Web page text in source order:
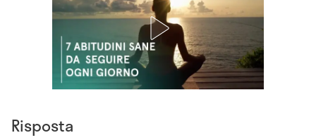
Risposta